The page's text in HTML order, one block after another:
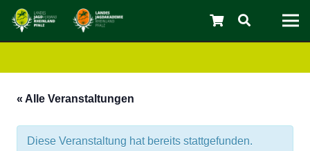
« Alle Veranstaltungen
Diese Veranstaltung hat bereits stattgefunden.